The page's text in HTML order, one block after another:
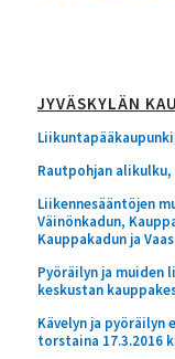
JYVÄSKYLÄN
Rautpohjan
Liikennesääntöjen
Väinönkadun,
Kauppakadun ja
Pyöräilyn ja muiden
keskustan
Kävelyn ja pyöräilyn
torstaina 17.3.2016